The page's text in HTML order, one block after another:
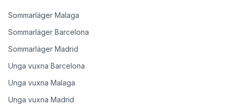
Sommarläger Malaga
Sommarläger Barcelona
Sommarläger Madrid
Unga vuxna Barcelona
Unga vuxna Malaga
Unga vuxna Madrid